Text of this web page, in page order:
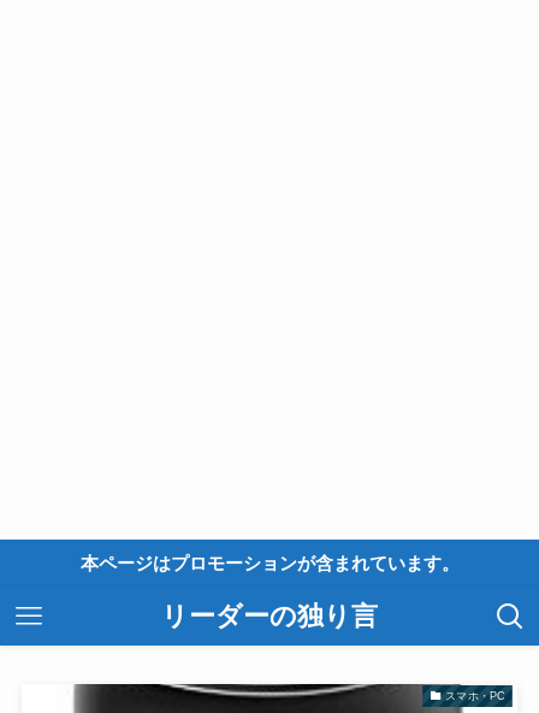
本ページはプロモーションが含まれています。
リーダーの独り言
スマホ・PC